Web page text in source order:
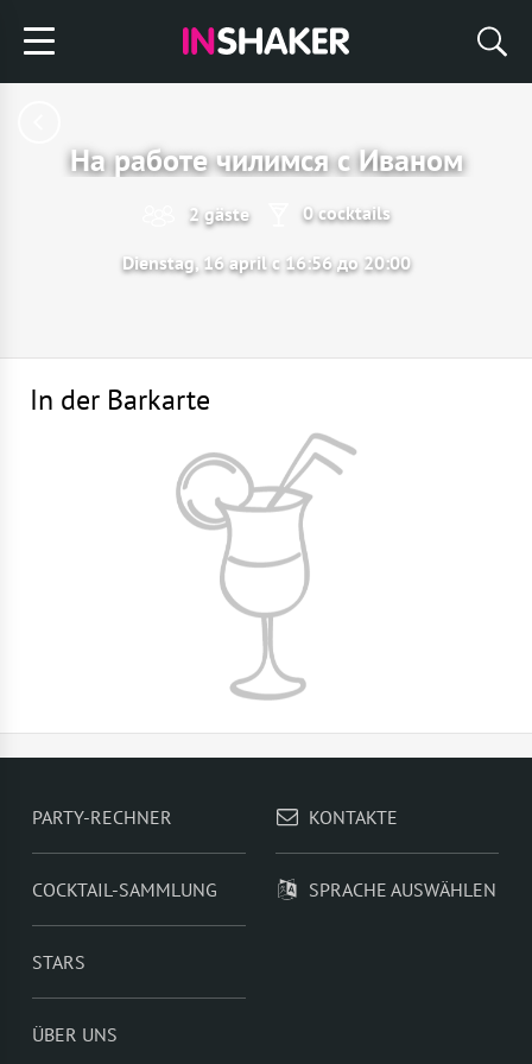
На работе чилимся с Иваном
2 gäste 0 cocktails
Dienstag, 16 april с 16:56 до 20:00
In der Barkarte
PARTY-RECHNER
COCKTAIL-SAMMLUNG
STARS
ÜBER UNS
KONTAKTE
SPRACHE AUSWÄHLEN